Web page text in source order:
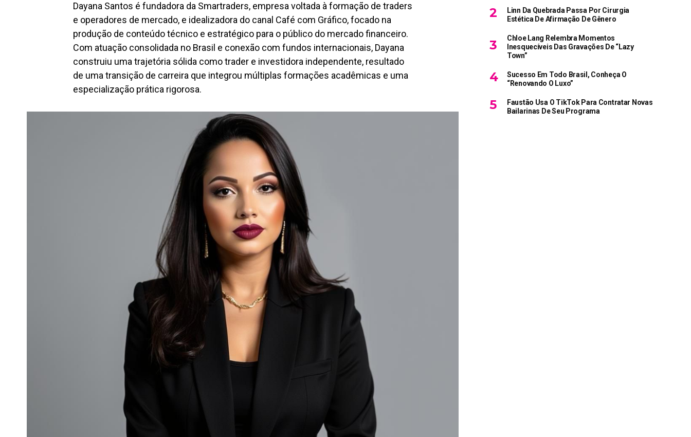
Dayana Santos é fundadora da Smartraders, empresa voltada à formação de traders
e operadores de mercado, e idealizadora do canal Café com Gráfico, focado na
produção de conteúdo técnico e estratégico para o público do mercado financeiro.
Com atuação consolidada no Brasil e conexão com fundos internacionais, Dayana
construiu uma trajetória sólida como trader e investidora independente, resultado
de uma transição de carreira que integrou múltiplas formações acadêmicas e uma
especialização prática rigorosa.
Linn Da Quebrada Passa Por Cirurgia
Estética De Afirmação De Gênero
Chloe Lang Relembra Momentos
Inesquecíveis Das Gravações De “Lazy
Town”
Sucesso Em Todo Brasil, Conheça O
“Renovando O Luxo”
Faustão Usa O TikTok Para Contratar Novas
Bailarinas De Seu Programa